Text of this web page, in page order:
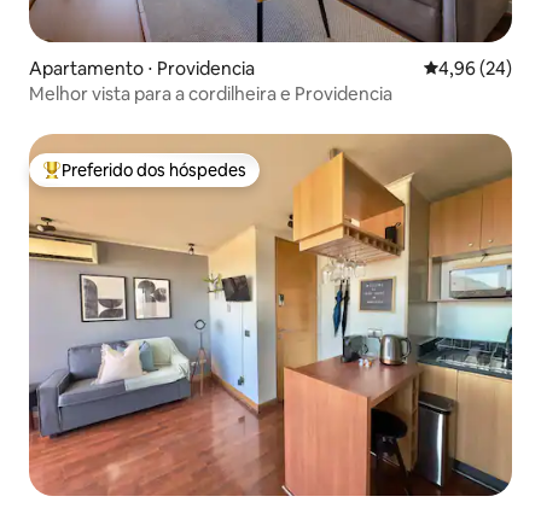
Apartamento ⋅ Providencia 4,96 de uma
4,96 (24)
Melhor vista para a cordilheira e Providencia
Entre os melhores preferidos dos hóspedes
Preferido dos hóspedes